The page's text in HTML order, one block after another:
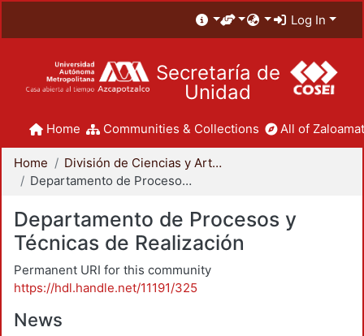
Log In
Secretaría de
Unidad
Home Communities & Collections All of
Home
División de Ciencias y Artes para el Diseño
Departamento de Procesos y Técnicas de Realización
Departamento de Procesos y
Técnicas de Realización
Permanent URI for this community
https://hdl.handle.net/11191/325
News